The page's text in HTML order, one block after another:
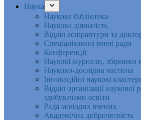
Наука
Наукова бібліотека
Наукова діяльність
Відділ аспірантури та
Спеціалізовані вчені ради
Конференції
Наукові журнали, збірники
Науково-дослідна частина
Інноваційні наукові
Відділ організації
здобувачами освіти
Рада молодих вчених
Академічна доброчесність